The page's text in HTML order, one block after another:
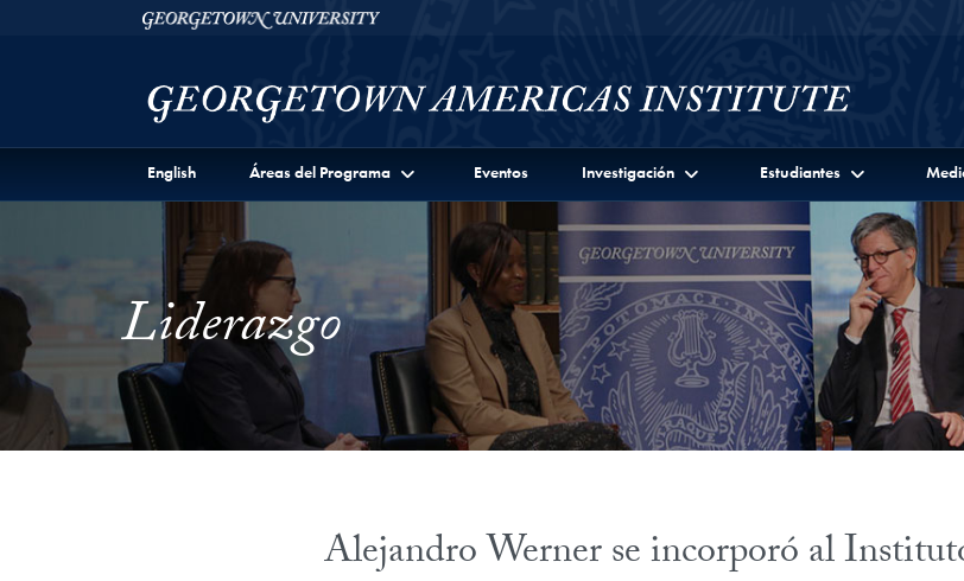
Skip to Georgetown Americas Institute Full Site Menu
Skip to main contentGeorgetown University
English Áreas del Programa Eventos Investigación Estudiantes
Liderazgo
Alejandro Werner se incorporó al